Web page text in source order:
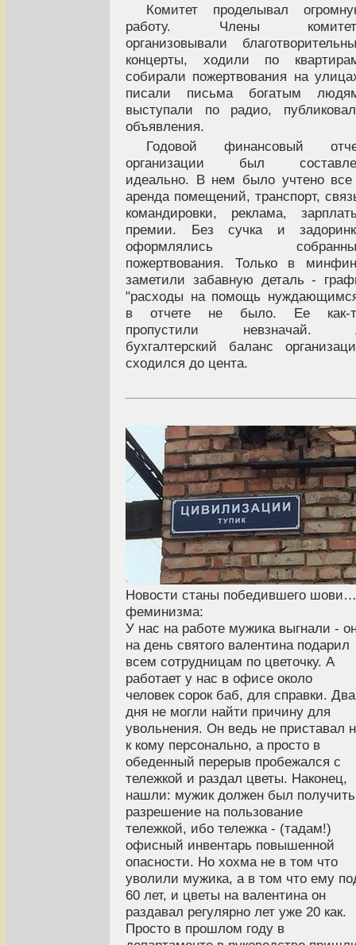
Комитет проделывал
работу. Члены
организовывали
концерты, ходили по
собирали пожертвования на
писали письма богатым
выступали по радио,
объявления.
Годовой финансовый
организации был
идеально. В нем было учтено
аренда помещений, транспорт,
командировки, реклама,
премии. Без сучка и
оформлялись
пожертвования. Только в
заметили забавную деталь -
"расходы на помощь
в отчете не было. Ее как-
пропустили невзначай.
бухгалтерский баланс
сходился до цента.
Новости станы победившего шови…
феминизма:
У нас на работе мужика выгнали -
на день святого валентина подарил
всем сотрудницам по цветочку. А
работает у нас в офисе около
человек сорок баб, для справки. Два
дня не могли найти причину для
увольнения. Он ведь не приставал
к кому персонально, а просто в
обеденный перерыв пробежался с
тележкой и раздал цветы. Наконец,
нашли: мужик должен был получить
разрешение на пользование
тележкой, ибо тележка - (тадам!)
офисный инвентарь повышенной
опасности. Но хохма не в том что
уволили мужика, а в том что ему
60 лет, и цветы на валентина он
раздавал регулярно лет уже 20 как.
Просто в прошлом году в